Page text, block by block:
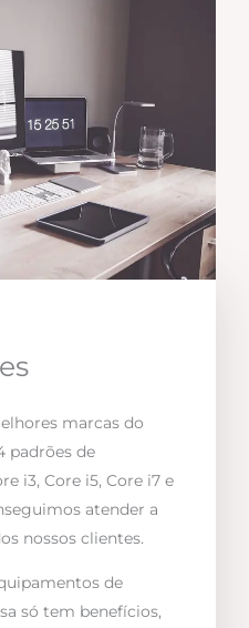
marcas do
padrões de
i3, Core i5, Core i7 e
atender a
nossos clientes.
de
só tem benefícios,